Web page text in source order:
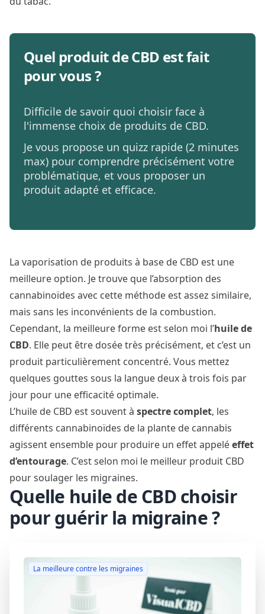
Quel produit de CBD est fait
pour vous ?
Difficile de savoir quoi choisir face à
l'immense choix de produits de CBD.
Je vous propose un quizz rapide (2 minutes
max) pour comprendre précisément votre
problématique, et vous proposer un
produit adapté et efficace.
La vaporisation de produits à base de CBD est une
meilleure option. Je trouve que l’absorption des
cannabinoïdes avec cette méthode est assez similaire,
mais sans les inconvénients de la combustion.
Cependant, la meilleure forme est selon moi l’huile de
CBD. Elle peut être dosée très précisément, et c’est un
produit particulièrement concentré. Vous mettez
quelques gouttes sous la langue deux à trois fois par
jour pour une efficacité optimale.
L’huile de CBD est souvent à spectre complet, les
différents cannabinoïdes de la plante de cannabis
agissent ensemble pour produire un effet appeléeffet
d’entourage. C’est selon moi le meilleur produit CBD
pour soulager les migraines.
Quelle huile de CBD choisir
pour guérir la migraine ?
La meilleure contre les migraines